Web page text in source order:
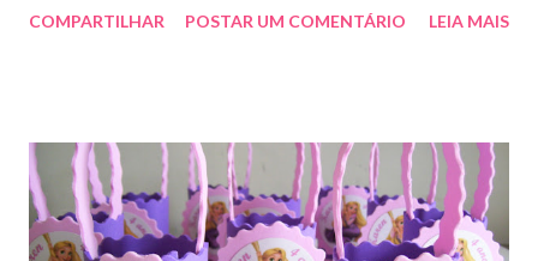
COMPARTILHAR POSTAR UM COMENTÁRIO LEIA MAIS